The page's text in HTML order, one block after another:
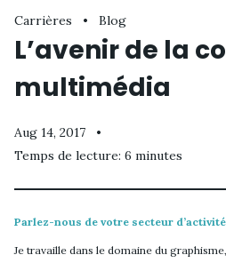
Carrières • Blog
L’avenir de la
multimédia
Aug 14, 2017
•
Temps de lecture: 6 minutes
Parlez-nous de votre secteur
Je travaille dans le domaine du